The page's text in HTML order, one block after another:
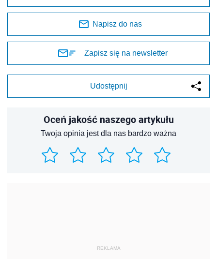
Napisz do nas
Zapisz się na newsletter
Udostępnij
Oceń jakość naszego artykułu
Twoja opinia jest dla nas bardzo ważna
REKLAMA